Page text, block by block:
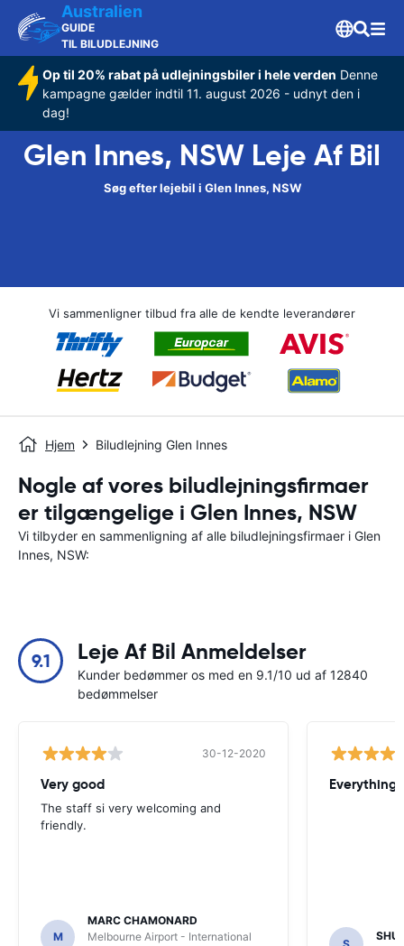
Australien
GUIDE
TIL BILUDLEJNING
Op til 20% rabat på udlejningsbiler i hele verden Denne
kampagne gælder indtil 11. august 2026 - udnyt den i
dag!
Glen Innes, NSW Leje Af Bil
Søg efter lejebil i Glen Innes, NSW
Vi sammenligner tilbud fra alle de kendte leverandører
Hjem Biludlejning Glen Innes
Nogle af vores biludlejningsfirmaer
er tilgængelige i Glen Innes, NSW
Vi tilbyder en sammenligning af alle biludlejningsfirmaer i Glen
Innes, NSW:
9.1 Leje Af Bil Anmeldelser
Kunder bedømmer os med en 9.1/10 ud af 12840
bedømmelser
30-12-2020
Very good
The staff si very welcoming and
friendly.
M
MARC CHAMONARD
Melbourne Airport - International
Everything